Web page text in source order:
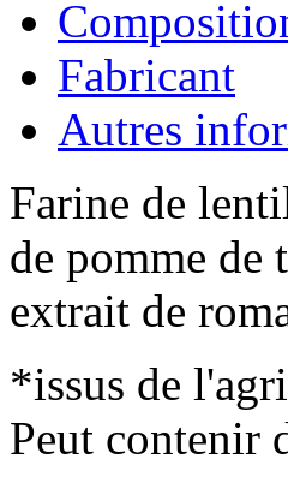
Fabricant
Autres
Farine de
de pomme
extrait de
*issus de
Peut contenir